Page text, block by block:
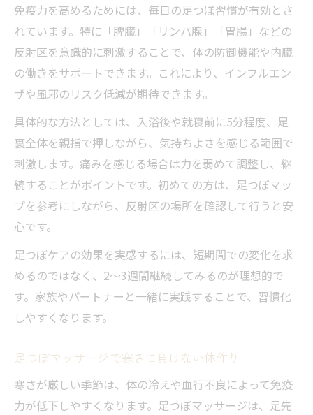
免疫力を高めるためには、毎日の足つぼ習慣が有効とさ
れています。特に「脾臓」「リンパ腺」「胃腸」などの
反射区を意識的に刺激することで、体の防御機能や内臓
の働きをサポートできます。これにより、インフルエン
ザや風邪のリスク低減が期待できます。
具体的な方法としては、入浴後や就寝前に5分程度、足
裏全体を親指で押しながら、気持ちよさを感じる範囲で
刺激します。痛みを感じる場合は力を弱めて調整し、継
続することがポイントです。初めての方は、足つぼマッ
プを参考にしながら、反射区の場所を確認して行うと安
心です。
足つぼケアの効果を実感するには、短期間での変化を求
めるのではなく、2～3週間継続してみるのが理想的で
す。家族やパートナーと一緒に実践することで、習慣化
しやすくなります。
足つぼマッサージで寒さに負けない体作り
寒さが厳しい季節は、体の冷えや血行不良によって免疫
力が低下しやすくなります。足つぼマッサージは、足先